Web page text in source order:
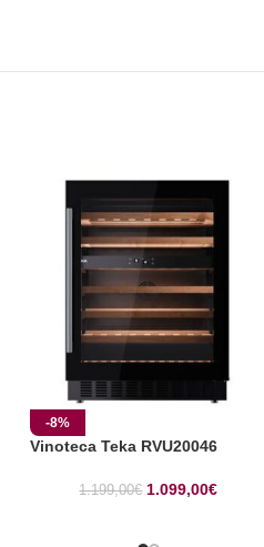
-8%
Vinoteca Teka RVU20046
1.199,00€ 1.099,00€